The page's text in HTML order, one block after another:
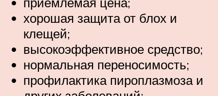
хорошая защита от блох и
клещей;
высокоэффективное средство;
нормальная переносимость;
профилактика пироплазмоза и